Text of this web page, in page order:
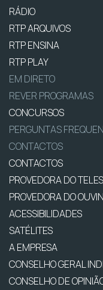
RÁDIO
RTP ARQUIVOS
RTP ENSINA
RTP PLAY
EM DIRETO
REVER PROGRAMAS
CONCURSOS
PERGUNTAS
CONTACTOS
CONTACTOS
PROVEDORA DO
PROVEDORA DO
ACESSIBILIDADES
SATÉLITES
A EMPRESA
CONSELHO GERAL
CONSELHO DE